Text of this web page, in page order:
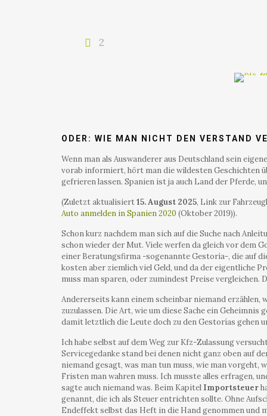
2
ODER: WIE MAN NICHT DEN VERSTAND
Wenn man als Auswanderer aus Deutschland sein
vorab informiert, hört man die wildesten Geschichten
gefrieren lassen. Spanien ist ja auch Land der Pferde,
(Zuletzt aktualisiert15. August 2025, Link zur
Auto anmelden in Spanien 2020 (Oktober 2019)).
Schon kurz nachdem man sich auf die Suche nach
schon wieder der Mut. Viele werfen da gleich vor dem
einer Beratungsfirma -sogenannte Gestoría-, die auf
kosten aber ziemlich viel Geld, und da der eigentliche
muss man sparen, oder zumindest Preise vergleichen.
Andererseits kann einem scheinbar niemand erzählen,
zuzulassen. Die Art, wie um diese Sache ein
damit letztlich die Leute doch zu den Gestorías gehen
Ich habe selbst auf dem Weg zur Kfz-Zulassung
Servicegedanke stand bei denen nicht ganz oben auf
niemand gesagt, was man tun muss, wie man vorgeht,
Fristen man wahren muss. Ich musste alles erfragen,
sagte auch niemand was. Beim Kapitel Importsteuer
genannt, die ich als Steuer entrichten sollte. Ohne
Endeffekt selbst das Heft in die Hand genommen